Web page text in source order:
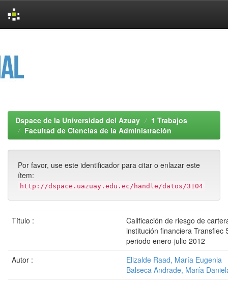
Dspace de la Universidad del Azuay
1 Trabajos
Facultad de Ciencias de la Administración
Por favor, use este identificador para citar o enlazar este
ítem:
http://dspace.uazuay.edu.ec/handle/datos/3104
Título :
Calificación de riesgo de
institución financiera Transfiec
periodo enero-julio 2012
Autor :
Elizalde Raad, María Eugenia
Balseca Andrade, María